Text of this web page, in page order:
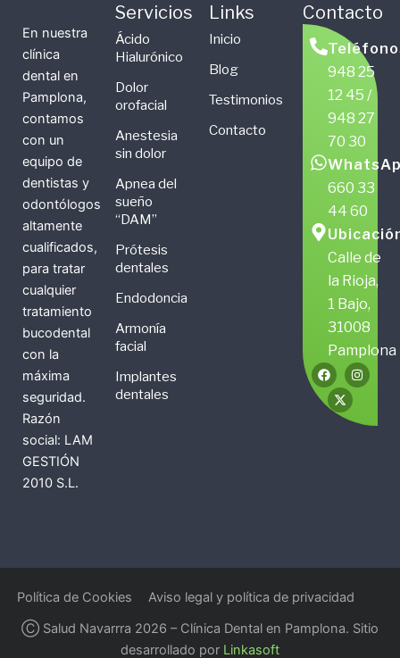
En nuestra
clínica
dental en
Pamplona,
contamos
con un
equipo de
dentistas y
odontólogos
altamente
cualificados,
para tratar
cualquier
tratamiento
bucodental
con la
máxima
seguridad.
Razón
social: LAM
GESTIÓN
2010 S.L.
Servicios
Ácido
Hialurónico
Dolor
orofacial
Anestesia
sin dolor
Apnea del
sueño
“DAM”
Prótesis
dentales
Endodoncia
Armonía
facial
Implantes
dentales
Links
Inicio
Blog
Testimonios
Contacto
Contacto
948 25
12 45 /
948 27
70 30
660 33
44 60
Calle de
la Rioja,
1 Bajo,
31008
Pamplona
F
a
c
e
I
n
s
g
X
t
w
i
Ⓒ Salud Navarrra 2026 – Clínica Dental en Pamplona. Sitio
desarrollado por Linkasoft
Política de Cookies Aviso legal y política de privacidad